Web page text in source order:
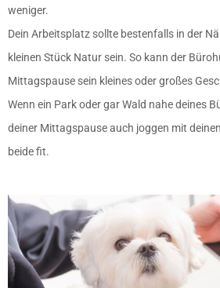
weniger.
Dein Arbeitsplatz sollte bestenfalls in der
kleinen Stück Natur sein. So kann der
Mittagspause sein kleines oder großes
Wenn ein Park oder gar Wald nahe deines
deiner Mittagspause auch joggen mit
beide fit.